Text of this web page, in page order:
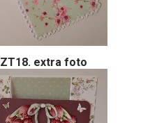
ZT18. extra foto